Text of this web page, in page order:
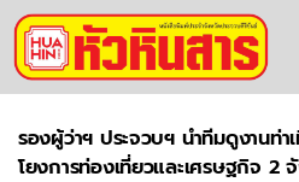
รองผู้ว่าฯ ประจวบฯ นำทีมดูงานท่า
โยงการท่องเที่ยวและเศรษฐกิจ 2